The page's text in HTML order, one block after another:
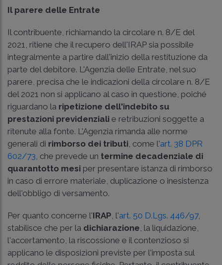
Il parere delle Entrate
Il contribuente, richiamando la circolare n. 8/E del
2021 , ritiene che il recupero dell'IRAP sia possibile
integralmente a partire dall'inizio della restituzione da
parte del debitore. L'Agenzia delle Entrate, nel suo
parere, precisa che le indicazioni della circolare n. 8/E
del 2021 non si applicano al caso in questione, poiché
riguardano la ripetizione dell'indebito su
prestazioni previdenziali e retribuzioni soggette a
ritenute alla fonte. L'Agenzia rimanda alle norme
generali di rimborso dei tributi , come l'art. 38 DPR
602/73 , che prevede un termine decadenziale di
quarantotto mesi per presentare istanza di rimborso
in caso di errore materiale, duplicazione o inesistenza
dell'obbligo di versamento.
Per quanto concerne l'IRAP , l'art. 50 D.Lgs. 446/97,
stabilisce che per la dichiarazione , la liquidazione,
l'accertamento, la riscossione e il contenzioso si
applicano le disposizioni previste per l'imposta sul